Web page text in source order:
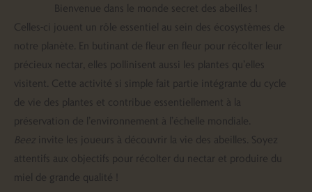
Bienvenue dans le monde secret des abeilles !
Celles-ci jouent un rôle essentiel au sein des écosystèmes de
notre planète. En butinant de fleur en fleur pour récolter leur
précieux nectar, elles pollinisent aussi les plantes qu’elles
visitent. Cette activité si simple fait partie intégrante du cycle
de vie des plantes et contribue essentiellement à la
préservation de l’environnement à l’échelle mondiale.
Beez invite les joueurs à découvrir la vie des abeilles. Soyez
attentifs aux objectifs pour récolter du nectar et produire du
miel de grande qualité !